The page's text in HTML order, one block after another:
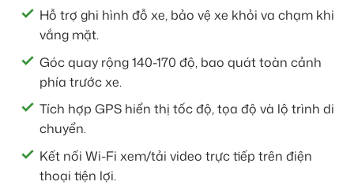
Hỗ trợ ghi hình đỗ xe, bảo vệ xe khỏi va chạm khi
vắng mặt.
Góc quay rộng 140-170 độ, bao quát toàn cảnh
phía trước xe.
Tích hợp GPS hiển thị tốc độ, tọa độ và lộ trình di
chuyển.
Kết nối Wi-Fi xem/tải video trực tiếp trên điện
thoại tiện lợi.